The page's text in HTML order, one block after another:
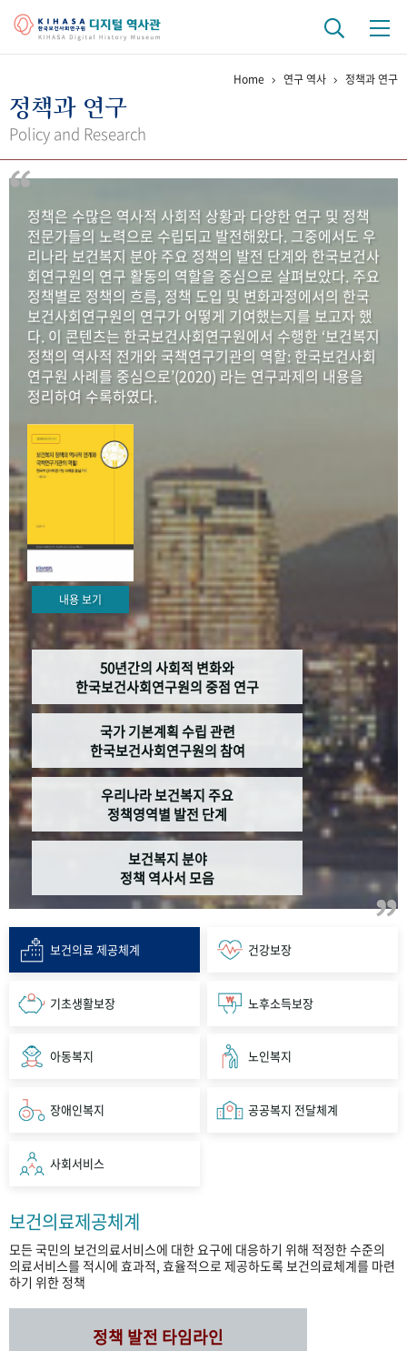
걸어온 길 기관 변천사
연구 역사
정책과 연구 키워드로 보는 연구 역사
연구자들
간행물 변천사
기록물 아카이브
사진 아카이브 문서 기록물 행정박물 영상 기록물
50+1주년 기념
성과 50선 숫자로 보는 50년
세계와 함께 한 KIHASA
VR 역사관
Home 연구 역사 정책과 연구
정책과 연구
Policy and Research
정책은 수많은 역사적 사회적 상황과 다양한 연구 및 정책
전문가들의 노력으로 수립되고 발전해왔다. 그중에서도 우
리나라 보건복지 분야 주요 정책의 발전 단계와 한국보건사
회연구원의 연구 활동의 역할을 중심으로 살펴보았다. 주요
정책별로 정책의 흐름, 정책 도입 및 변화과정에서의 한국
보건사회연구원의 연구가 어떻게 기여했는지를 보고자 했
다. 이 콘텐츠는 한국보건사회연구원에서 수행한 ‘보건복지
정책의 역사적 전개와 국책연구기관의 역할: 한국보건사회
연구원 사례를 중심으로’(2020) 라는 연구과제의 내용을
정리하여 수록하였다.
내용 보기
50년간의 사회적 변화와
한국보건사회연구원의 중점 연구
국가 기본계획 수립 관련
한국보건사회연구원의 참여
우리나라 보건복지 주요
정책영역별 발전 단계
보건복지 분야
정책 역사서 모음
보건의료 제공체계 건강보장
기초생활보장 노후소득보장
아동복지 노인복지
장애인복지 공공복지 전달체계
사회서비스
보건의료제공체계
모든 국민의 보건의료서비스에 대한 요구에 대응하기 위해 적정한 수준의
의료서비스를 적시에 효과적, 효율적으로 제공하도록 보건의료체계를 마련
하기 위한 정책
정책 발전 타임라인